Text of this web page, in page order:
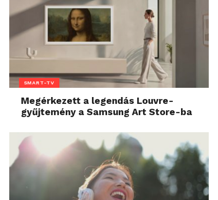
SMART-TV
Megérkezett a legendás Louvre-
gyűjtemény a Samsung Art Store-ba